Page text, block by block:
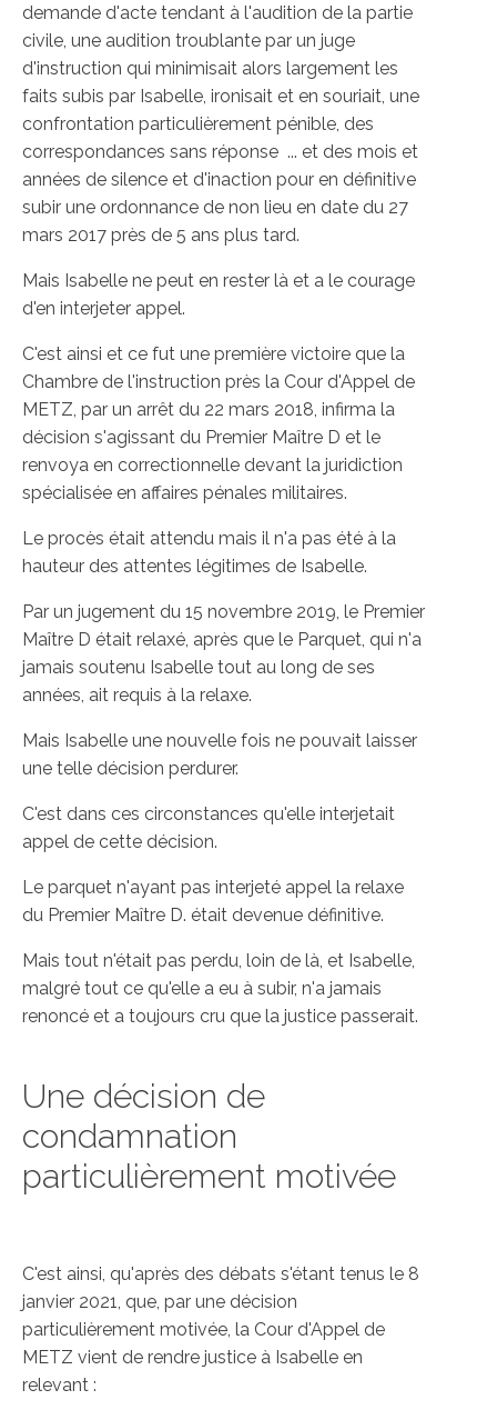
demande d'acte tendant à l'audition de la partie
civile, une audition troublante par un juge
d'instruction qui minimisait alors largement les
faits subis par Isabelle, ironisait et en souriait, une
confrontation particulièrement pénible, des
correspondances sans réponse ... et des mois et
années de silence et d'inaction pour en définitive
subir une ordonnance de non lieu en date du 27
mars 2017 près de 5 ans plus tard.
Mais Isabelle ne peut en rester là et a le courage
d'en interjeter appel.
C'est ainsi et ce fut une première victoire que la
Chambre de l'instruction près la Cour d'Appel de
METZ, par un arrêt du 22 mars 2018, infirma la
décision s'agissant du Premier Maître D et le
renvoya en correctionnelle devant la juridiction
spécialisée en affaires pénales militaires.
Le procès était attendu mais il n'a pas été à la
hauteur des attentes légitimes de Isabelle.
Par un jugement du 15 novembre 2019, le Premier
Maître D était relaxé, après que le Parquet, qui n'a
jamais soutenu Isabelle tout au long de ses
années, ait requis à la relaxe.
Mais Isabelle une nouvelle fois ne pouvait laisser
une telle décision perdurer.
C'est dans ces circonstances qu'elle interjetait
appel de cette décision.
Le parquet n'ayant pas interjeté appel la relaxe
du Premier Maître D. était devenue définitive.
Mais tout n'était pas perdu, loin de là, et Isabelle,
malgré tout ce qu'elle a eu à subir, n'a jamais
renoncé et a toujours cru que la justice passerait.
Une décision de
condamnation
particulièrement motivée
C'est ainsi, qu'après des débats s'étant tenus le 8
janvier 2021, que, par une décision
particulièrement motivée, la Cour d'Appel de
METZ vient de rendre justice à Isabelle en
relevant :